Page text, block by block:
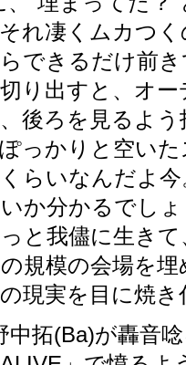
れ凄くムカつ
できるだけ前
り出すと、オ
後ろを見るよ
っかりと空い
らいなんだよ
か分かるでし
と我儘に生きて
規模の会場を
現実を目に焼き
中拓(Ba)が轟音